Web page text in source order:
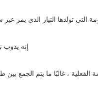
التي تولدها التيار الذي يمر
إنه يذوب
الفعلية ، غالبًا ما يتم الجمع